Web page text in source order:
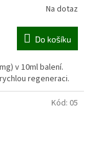
Na dotaz
Do košíku
v 10ml balení.
regeneraci.
Kód: 05